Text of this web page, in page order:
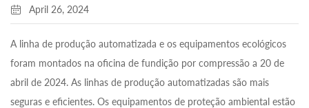
April 26, 2024
A linha de produção automatizada e os equipamentos ecológicos
foram montados na oficina de fundição por compressão a 20 de
abril de 2024. As linhas de produção automatizadas são mais
seguras e eficientes. Os equipamentos de proteção ambiental estão